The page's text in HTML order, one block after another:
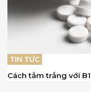
TIN TỨC
Cách tắm trắng với